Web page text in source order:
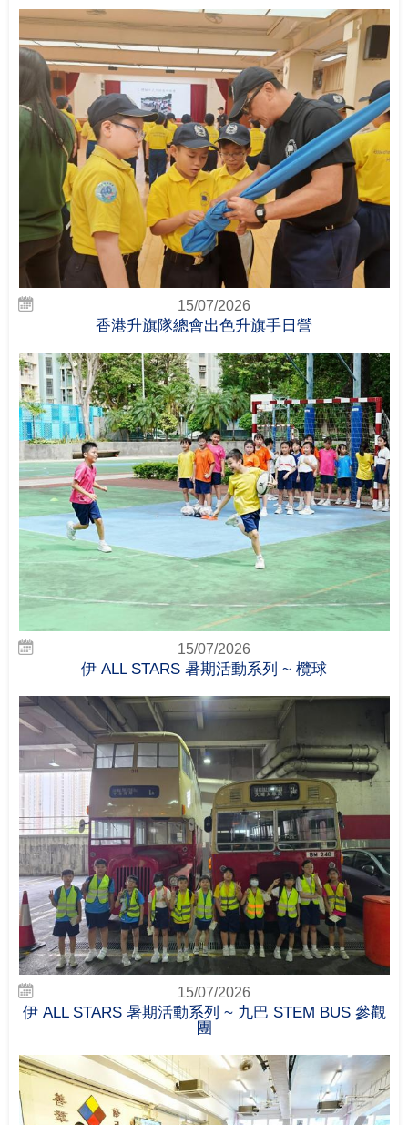
15/07/2026
香港升旗隊總會出色升旗手日營
15/07/2026
伊 ALL STARS 暑期活動系列 ~ 欖球
15/07/2026
伊 ALL STARS 暑期活動系列 ~ 九巴 STEM BUS 參觀
團